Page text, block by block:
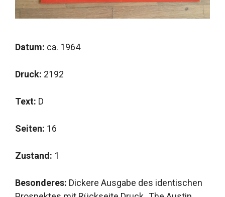
Datum: ca. 1964
Druck: 2192
Text: D
Seiten: 16
Zustand: 1
Besonderes: Dickere Ausgabe des identischen